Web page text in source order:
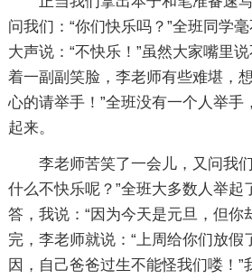
问我们：“你们快乐吗？”全班同学
大声说：“不快乐！”虽然大家嘴里
着一副副笑脸，李老师有些难堪，
心的请举手！”全班没有一个人举手
起来。
李老师苦笑了一会儿，又问我
什么不快乐呢？”全班大多数人举起
答，我说：“因为今天是元旦，但你
完，李老师就说：“上周给你们放假
因，自己爸爸过生不能怪我们喽！”